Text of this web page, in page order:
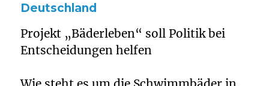
Deutschland
Projekt „Bäderleben“ soll Politik bei
Entscheidungen helfen